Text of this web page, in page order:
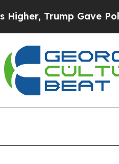
Gave Politically